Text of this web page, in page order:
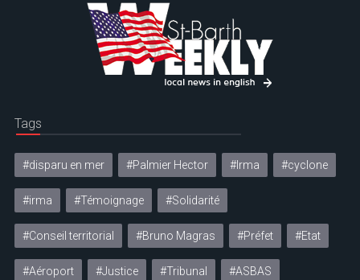
Tags
#disparu en mer #Palmier Hector #Irma #cyclone
#irma #Témoignage #Solidarité
#Conseil territorial #Bruno Magras #Préfet #Etat
#Aéroport #Justice #Tribunal #ASBAS